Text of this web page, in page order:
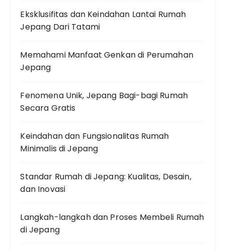
Eksklusifitas dan Keindahan Lantai Rumah
Jepang Dari Tatami
Memahami Manfaat Genkan di Perumahan
Jepang
Fenomena Unik, Jepang Bagi-bagi Rumah
Secara Gratis
Keindahan dan Fungsionalitas Rumah
Minimalis di Jepang
Standar Rumah di Jepang: Kualitas, Desain,
dan Inovasi
Langkah-langkah dan Proses Membeli Rumah
di Jepang